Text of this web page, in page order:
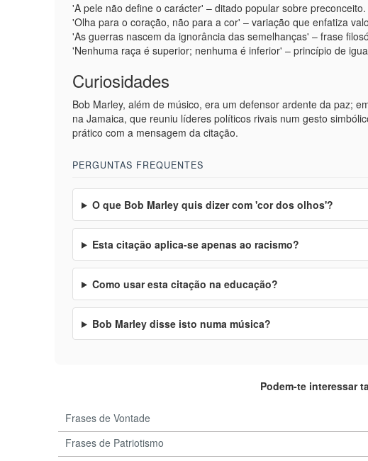
'A pele não define o carácter' – ditado popular sobre preconceito.
'Olha para o coração, não para a cor' – variação que enfatiza
'As guerras nascem da ignorância das semelhanças' – frase
'Nenhuma raça é superior; nenhuma é inferior' – princípio de
Curiosidades
Bob Marley, além de músico, era um defensor ardente da paz;
na Jamaica, que reuniu líderes políticos rivais num gesto
prático com a mensagem da citação.
PERGUNTAS FREQUENTES
O que Bob Marley quis dizer com 'cor dos olhos'?
Esta citação aplica-se apenas ao racismo?
Como usar esta citação na educação?
Bob Marley disse isto numa música?
Podem-te interessar
Frases de Vontade
Frases de Patriotismo